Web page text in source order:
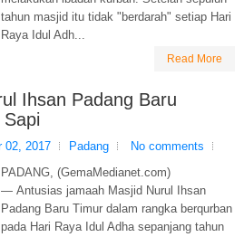
tahun masjid itu tidak "berdarah" setiap Hari
Raya Idul Adh...
Read More
Ihsan Padang Baru
02, 2017 Padang
No comments
PADANG, (GemaMedianet.com)
— Antusias jamaah Masjid Nurul Ihsan
Padang Baru Timur dalam rangka berqurban
pada Hari Raya Idul Adha sepanjang tahun